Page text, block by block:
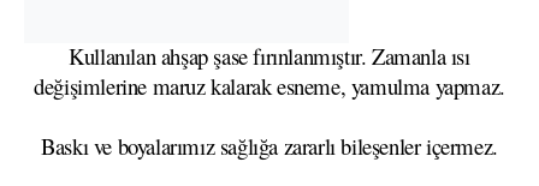
Kullanılan ahşap şase fırınlanmıştır. Zamanla ısı
değişimlerine maruz kalarak esneme, yamulma yapmaz.
Baskı ve boyalarımız sağlığa zararlı bileşenler içermez.